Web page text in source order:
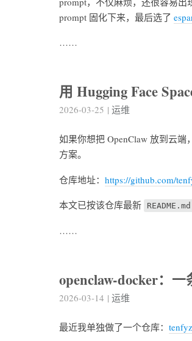
prompt 固化下来，最后选了
……
用 Hugging Face
2026-03-25 | 运维
如果你想把 OpenClaw 放到云
方案。
仓库地址： https://github.com/
本文已按该仓库最新 README.md
……
openclaw-docker：
2026-03-14 | 运维
最近我单独做了一个仓库：